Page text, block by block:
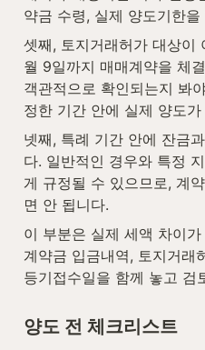
약금 수령, 실제 양도기한
셋째, 토지거래허가 대상
월 9일까지 매매계약을 체
객관적으로 확인되는지 봐
정한 기간 안에 실제 양도
넷째, 특례 기간 안에 잔금
다. 일반적인 경우와 특정
게 규정될 수 있으므로, 계
면 안 됩니다.
이 부분은 실제 세액 차이
계약금 입금내역, 토지거래
등기접수일을 함께 놓고 검
양도 전 체크리스트